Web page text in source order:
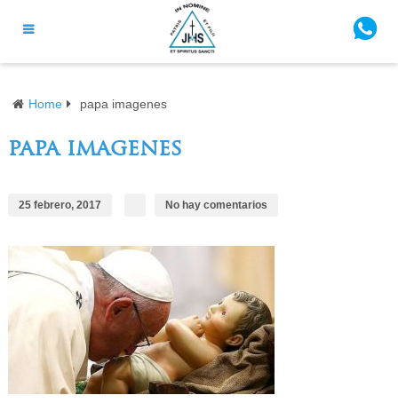
Home papa imagenes
papa imagenes
25 febrero, 2017 No hay comentarios